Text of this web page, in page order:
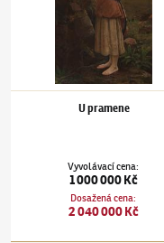
U pramene
Vyvolávací cena:
1 000 000 Kč
Dosažená cena:
2 040 000 Kč